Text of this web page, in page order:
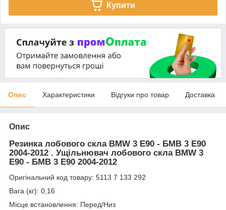
Купити
Опис Характеристики Відгуки про товар Доставка
Опис
Резинка лобового скла BMW 3 E90 - БМВ 3 Е90
2004-2012 . Ущільнювач лобового скла BMW 3
E90 - БМВ 3 Е90 2004-2012
Оригінальний код товару: 5113 7 133 292
Вага (кг): 0,16
Місце встановлення: Перед/Низ